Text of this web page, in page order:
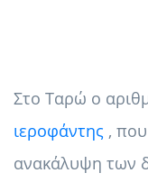
Στο Ταρώ ο
ιεροφάντης ,
ανακάλυψη των